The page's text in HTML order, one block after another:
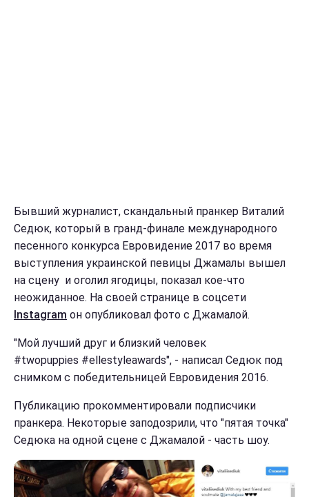
Бывший журналист, скандальный пранкер Виталий
Седюк, который в гранд-финале международного
песенного конкурса Евровидение 2017 во время
выступления украинской певицы Джамалы вышел
на сцену и оголил ягодицы, показал кое-что
неожиданное. На своей странице в соцсети
Instagram он опубликовал фото с Джамалой.
"Мой лучший друг и близкий человек
#twopuppies #ellestyleawards", - написал Седюк под
снимком с победительницей Евровидения 2016.
Публикацию прокомментировали подписчики
пранкера. Некоторые заподозрили, что "пятая точка"
Седюка на одной сцене с Джамалой - часть шоу.